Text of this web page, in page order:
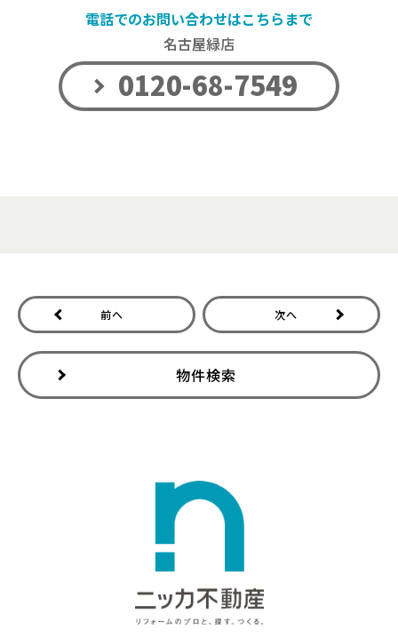
電話でのお問い合わせはこちらまで
名古屋緑店
0120-68-7549
前へ
物件検索
次へ